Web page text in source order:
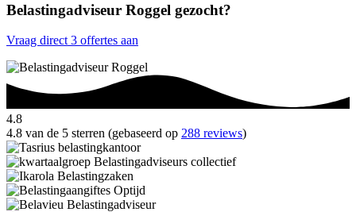
Belastingadviseur Roggel gezocht?
Vraag direct 3 offertes aan
4.8
4.8 van de 5 sterren (gebaseerd op 288 reviews)